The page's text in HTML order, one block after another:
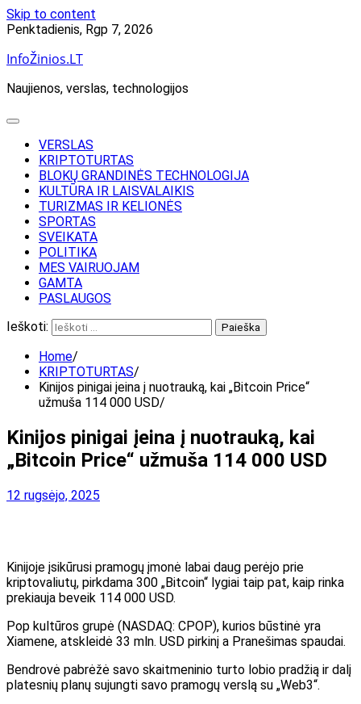
Skip to content
Penktadienis, Rgp 7, 2026
InfoŽinios.LT
Naujienos, verslas, technologijos
VERSLAS
KRIPTOTURTAS
BLOKŲ GRANDINĖS TECHNOLOGIJA
KULTŪRA IR LAISVALAIKIS
TURIZMAS IR KELIONĖS
SPORTAS
SVEIKATA
POLITIKA
MES VAIRUOJAM
GAMTA
PASLAUGOS
Ieškoti:
Home
KRIPTOTURTAS
Kinijos pinigai įeina į nuotrauką, kai „Bitcoin Price“
užmuša 114 000 USD
Kinijos pinigai įeina į nuotrauką, kai
„Bitcoin Price“ užmuša 114 000 USD
12 rugsėjo, 2025
Kinijoje įsikūrusi pramogų įmonė labai daug perėjo prie
kriptovaliutų, pirkdama 300 „Bitcoin“ lygiai taip pat, kaip rinka
prekiauja beveik 114 000 USD.
Pop kultūros grupė (NASDAQ: CPOP), kurios būstinė yra
Xiamene, atskleidė 33 mln. USD pirkinį a Pranešimas spaudai.
Bendrovė pabrėžė savo skaitmeninio turto lobio pradžią ir dalį
platesnių planų sujungti savo pramogų verslą su „Web3“.